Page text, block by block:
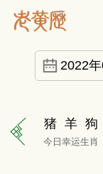
2022
猪 羊 狗
今日幸运生肖